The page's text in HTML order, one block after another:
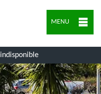
MENU
indisponible